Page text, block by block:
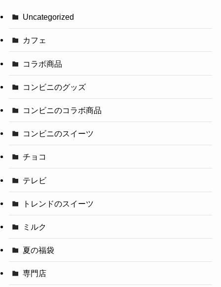
Uncategorized
カフェ
コラボ商品
コンビニのグッズ
コンビニのコラボ商品
コンビニのスイーツ
チョコ
テレビ
トレンドのスイーツ
ミルク
夏の福袋
専門店